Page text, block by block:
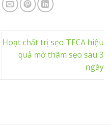
Hoạt chất trị sẹo TECA hiệu
quả mờ thâm sẹo sau 3
ngày